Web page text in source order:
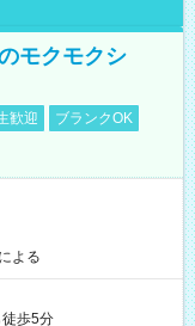
モクモクシ
歓迎
ブランクOK
よる
歩5分